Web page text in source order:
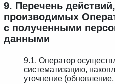
9. Перечень действий,
производимых
с полученными
данными
9.1. Оператор
систематизацию,
уточнение